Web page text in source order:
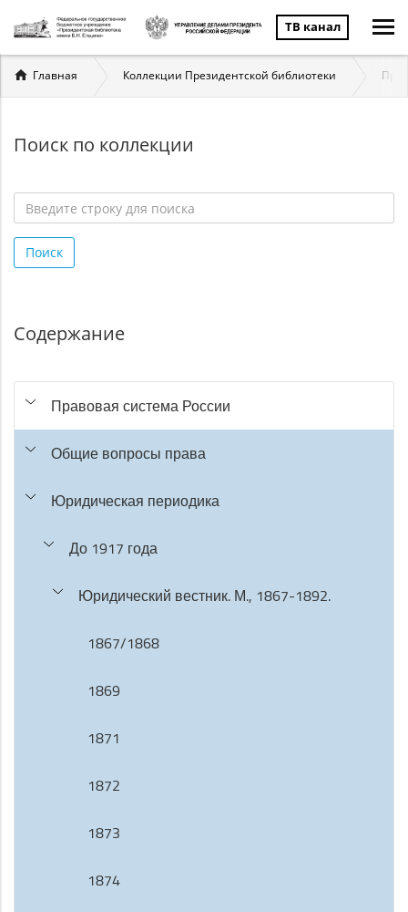
ТВ канал
Вы
здесь
Главная Коллекции Президентской библиотеки
Поиск по коллекции
строку
для
Поиск
Содержание
Правовая система России
Общие вопросы права
Юридическая периодика
До 1917 года
Юридический вестник. М., 1867-1892.
1867/1868
1869
1871
1872
1873
1874